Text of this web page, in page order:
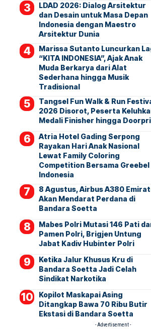
LDAD 2026: Dialog Arsitektur
dan Desain untuk Masa Depan
Indonesia dengan Maestro
Arsitektur Dunia
Marissa Sutanto Luncurkan
“KITA INDONESIA”, Ajak Anak
Muda Berkarya dari Alat
Sederhana hingga Musik
Tradisional
Tangsel Fun Walk & Run
2026 Disorot, Peserta
Medali Finisher hingga
Atria Hotel Gading Serpong
Rayakan Hari Anak Nasional
Lewat Family Coloring
Competition Bersama Greebel
Indonesia
8 Agustus, Airbus A380
Akan Mendarat Perdana di
Bandara Soetta
Mabes Polri Mutasi 146 Pati
Pamen Polri, Brigjen Untung
Jabat Kadiv Hubinter Polri
Ketika Jalur Khusus Kru di
Bandara Soetta Jadi Celah
Sindikat Narkotika
Kopilot Maskapai Asing
Ditangkap Bawa 70 Ribu Butir
Ekstasi di Bandara Soetta
- Advertisement -